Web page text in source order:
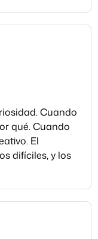
Cuando
qué. Cuando
El
difíciles, y los